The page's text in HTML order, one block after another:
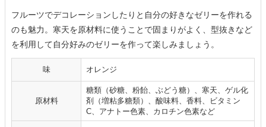
フルーツでデコレーションしたりと自分の好きなゼリーを作れる
のも魅力。寒天を原材料に使うことで固まりがよく、型抜きなど
を利用して自分好みのゼリーを作って楽しみましょう。
味 オレンジ
原材料
糖類（砂糖、粉飴、ぶどう糖）、寒天、ゲル化
剤（増粘多糖類）、酸味料、香料、ビタミン
C、アナトー色素、カロチン色素など